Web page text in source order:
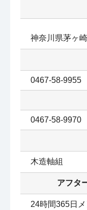
神奈川県茅ヶ
0467-58-9955
0467-58-9970
木造軸組
アフタ
24時間365日